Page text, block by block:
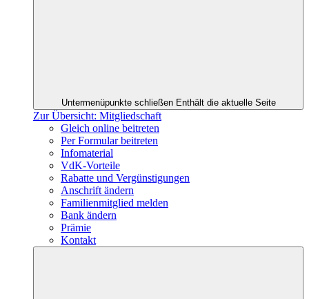
Untermenüpunkte schließen Enthält die aktuelle Seite
Zur Übersicht: Mitgliedschaft
Gleich online beitreten
Per Formular beitreten
Infomaterial
VdK-Vorteile
Rabatte und Vergünstigungen
Anschrift ändern
Familienmitglied melden
Bank ändern
Prämie
Kontakt